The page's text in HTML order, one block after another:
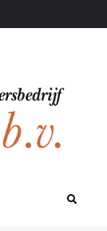
bv
grondverzet,
Search